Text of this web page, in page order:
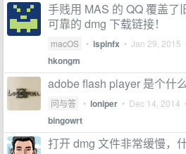
手贱用 MAS 的 QQ 覆盖了
可靠的 dmg 下载链接！
macOS • ispinfx • Jan 29, 2015
hkongm
adobe flash player 是个什
问与答 • loniper • Dec 14, 2014
bingowrt
打开 dmg 文件非常缓慢，